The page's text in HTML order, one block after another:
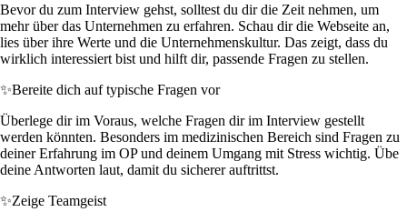
Bevor du zum Interview gehst, solltest du dir die Zeit nehmen, um
mehr über das Unternehmen zu erfahren. Schau dir die Webseite an,
lies über ihre Werte und die Unternehmenskultur. Das zeigt, dass du
wirklich interessiert bist und hilft dir, passende Fragen zu stellen.
✨Bereite dich auf typische Fragen vor
Überlege dir im Voraus, welche Fragen dir im Interview gestellt
werden könnten. Besonders im medizinischen Bereich sind Fragen zu
deiner Erfahrung im OP und deinem Umgang mit Stress wichtig. Übe
deine Antworten laut, damit du sicherer auftrittst.
✨Zeige Teamgeist